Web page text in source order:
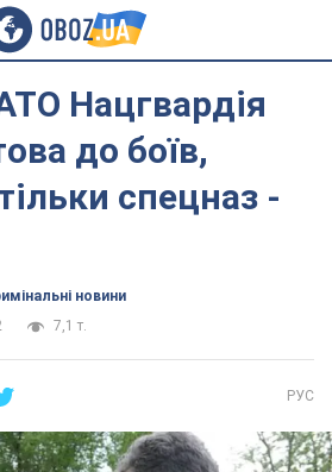
Нацгвардія
до боїв,
спецназ -
новини
7,1 т.
РУС